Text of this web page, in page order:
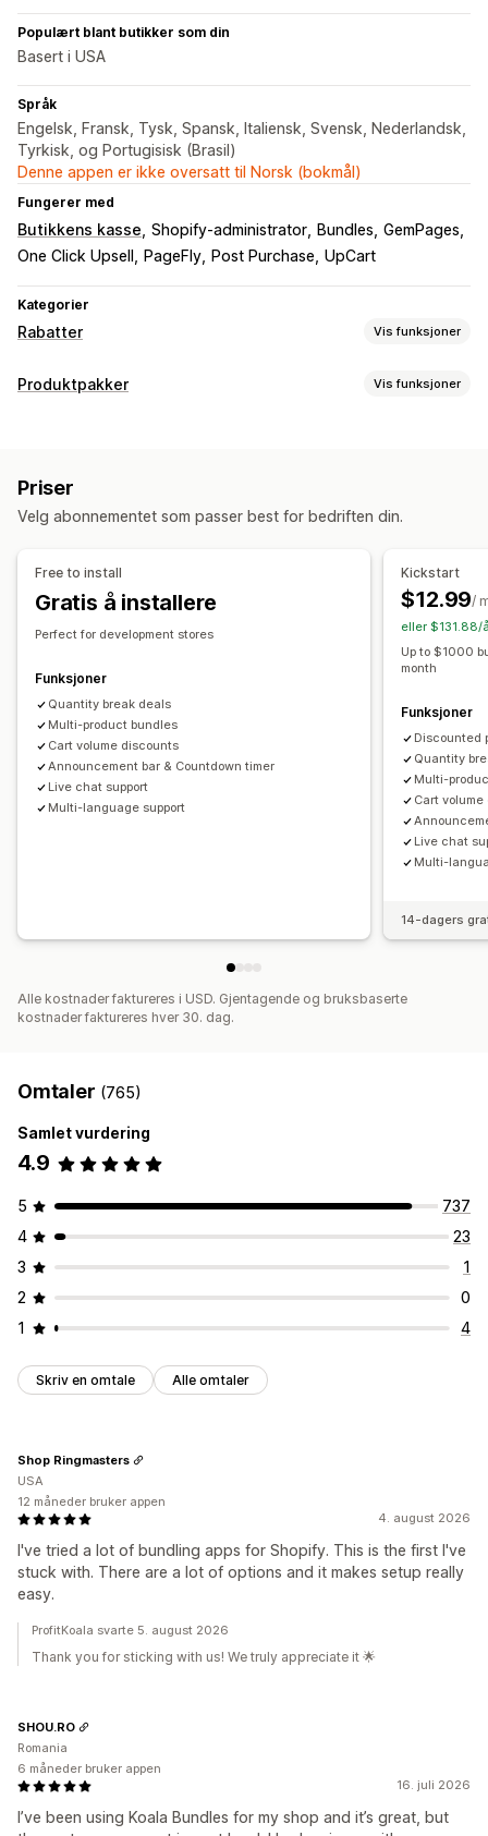
Populært blant butikker som din
Basert i USA
Språk
Engelsk, Fransk, Tysk, Spansk, Italiensk, Svensk, Nederlandsk,
Tyrkisk, og Portugisisk (Brasil)
Denne appen er ikke oversatt til Norsk (bokmål)
Fungerer med
Butikkens kasse Shopify-administrator Bundles GemPages
One Click Upsell
PageFly Post Purchase UpCart
Kategorier
Rabatter Vis funksjoner
Rabattyper
Tilbud i en begrenset periode
Mersalgsrabatter
Bannere Egendefinerte rabatter
Administrere rabatter
Redigeringsverktøy
Maler
Produktpakker Vis funksjoner
Pakker med uendelige alternativer
Mersalgspakker Kryssalgspakker Kjøpes ofte sammen
Egendefinerte pakker
Nivåbaserte priser
Rabatter Volumrabatter
Prosentbaserte rabatter
Kjøp én, få én gratis
Grossistpriser
Dynamisk prissetting
Tilpasset prissetting
Priser
Velg abonnementet som passer best for bedriften din.
Free to install
Gratis å installere
Perfect for development stores
Funksjoner
Quantity break deals
Multi-product bundles
Cart volume discounts
Announcement bar & Countdown timer
Live chat support
Multi-language support
Kickstart
$12.99/
eller $131.88/
Up to $1000
month
Funksjoner
Discounted
Quantity
Multi-
Cart
Live chat
Multi-
14-dagers
Alle kostnader faktureres i USD. Gjentagende og bruksbaserte
kostnader faktureres hver 30. dag.
Omtaler (765)
Samlet vurdering
4.9
5
737
4
23
3
1
2
0
1
4
Skriv en omtale Alle omtaler
4. august 2026
I've tried a lot of bundling apps for Shopify. This is the first I've
stuck with. There are a lot of options and it makes setup really
easy.
Shop Ringmasters
USA
12 måneder bruker appen
ProfitKoala svarte 5. august 2026
Thank you for sticking with us! We truly appreciate it 🌟
16. juli 2026
I’ve been using Koala Bundles for my shop and it’s great, but
SHOU.RO
Romania
6 måneder bruker appen